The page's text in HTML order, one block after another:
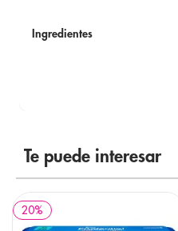
Ingredientes
Te puede interesar
20%